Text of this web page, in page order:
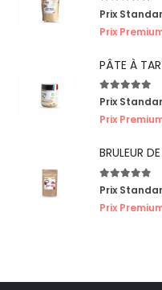
5.00 out
Prix
Prix
5.00out
Prix
Prix
5.00 out
Prix
Prix